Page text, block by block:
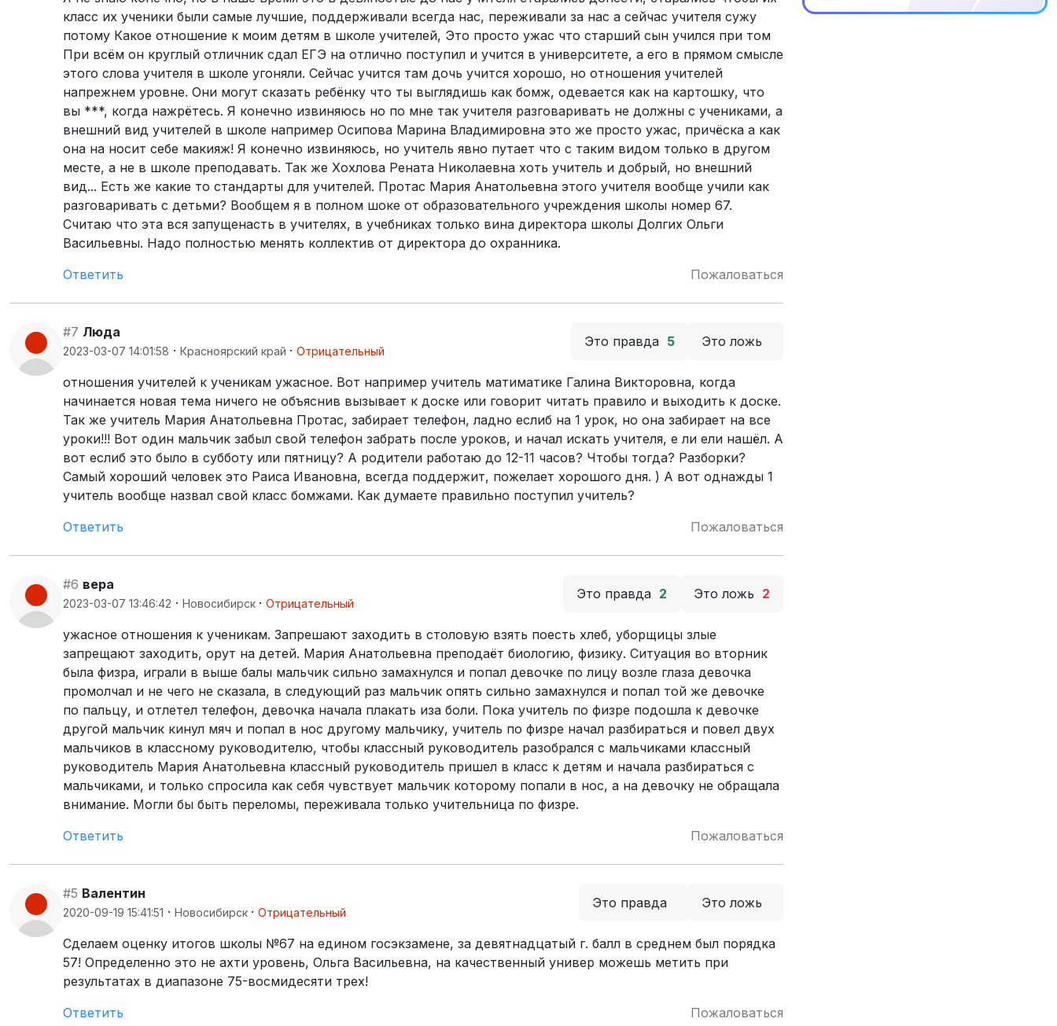
класс их ученики были самые лучшие, поддерживали всегда нас, переживали за нас а сейчас учителя сужу
потому Какое отношение к моим детям в школе учителей, Это просто ужас что старший сын учился при том
При всём он круглый отличник сдал ЕГЭ на отлично поступил и учится в университете, а его в прямом смысле
этого слова учителя в школе угоняли. Сейчас учится там дочь учится хорошо, но отношения учителей
напрежнем уровне. Они могут сказать ребёнку что ты выглядишь как бомж, одевается как на картошку, что
вы ***, когда нажрётесь. Я конечно извиняюсь но по мне так учителя разговаривать не должны с учениками, а
внешний вид учителей в школе например Осипова Марина Владимировна это же просто ужас, причёска а как
она на носит себе макияж! Я конечно извиняюсь, но учитель явно путает что с таким видом только в другом
месте, а не в школе преподавать. Так же Хохлова Рената Николаевна хоть учитель и добрый, но внешний
вид... Есть же какие то стандарты для учителей. Протас Мария Анатольевна этого учителя вообще учили как
разговаривать с детьми? Вообщем я в полном шоке от образовательного учреждения школы номер 67.
Считаю что эта вся запущенасть в учителях, в учебниках только вина директора школы Долгих Ольги
Васильевны. Надо полностью менять коллектив от директора до охранника.
Ответить
Пожаловаться
#7 Люда
2023-03-07 14:01:58 · Красноярский край · Отрицательный
Это правда 5 Это ложь
отношения учителей к ученикам ужасное. Вот например учитель матиматике Галина Викторовна, когда
начинается новая тема ничего не объяснив вызывает к доске или говорит читать правило и выходить к доске.
Так же учитель Мария Анатольевна Протас, забирает телефон, ладно еслиб на 1 урок, но она забирает на все
уроки!!! Вот один мальчик забыл свой телефон забрать после уроков, и начал искать учителя, е ли ели нашёл. А
вот еслиб это было в субботу или пятницу? А родители работаю до 12-11 часов? Чтобы тогда? Разборки?
Самый хороший человек это Раиса Ивановна, всегда поддержит, пожелает хорошого дня. ) А вот однажды 1
учитель вообще назвал свой класс бомжами. Как думаете правильно поступил учитель?
Ответить
Пожаловаться
#6 вера
2023-03-07 13:46:42 · Новосибирск · Отрицательный
Это правда 2 Это ложь 2
ужасное отношения к ученикам. Запрешают заходить в столовую взять поесть хлеб, уборщицы злые
запрещают заходить, орут на детей. Мария Анатольевна преподаёт биологию, физику. Ситуация во вторник
была физра, играли в выше балы мальчик сильно замахнулся и попал девочке по лицу возле глаза девочка
промолчал и не чего не сказала, в следующий раз мальчик опять сильно замахнулся и попал той же девочке
по пальцу, и отлетел телефон, девочка начала плакать иза боли. Пока учитель по физре подошла к девочке
другой мальчик кинул мяч и попал в нос другому мальчику, учитель по физре начал разбираться и повел двух
мальчиков в классному руководителю, чтобы классный руководитель разобрался с мальчиками классный
руководитель Мария Анатольевна классный руководитель пришел в класс к детям и начала разбираться с
мальчиками, и только спросила как себя чувствует мальчик которому попали в нос, а на девочку не обращала
внимание. Могли бы быть переломы, переживала только учительница по физре.
Ответить
Пожаловаться
#5 Валентин
2020-09-19 15:41:51 · Новосибирск · Отрицательный
Это правда Это ложь
Сделаем оценку итогов школы №67 на едином госэкзамене, за девятнадцатый г. балл в среднем был порядка
57! Определенно это не ахти уровень, Ольга Васильевна, на качественный универ можешь метить при
результатах в диапазоне 75-восмидесяти трех!
Ответить
Пожаловаться